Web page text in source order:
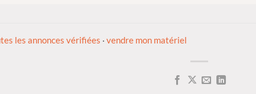
les annonces vérifiées · vendre mon matériel